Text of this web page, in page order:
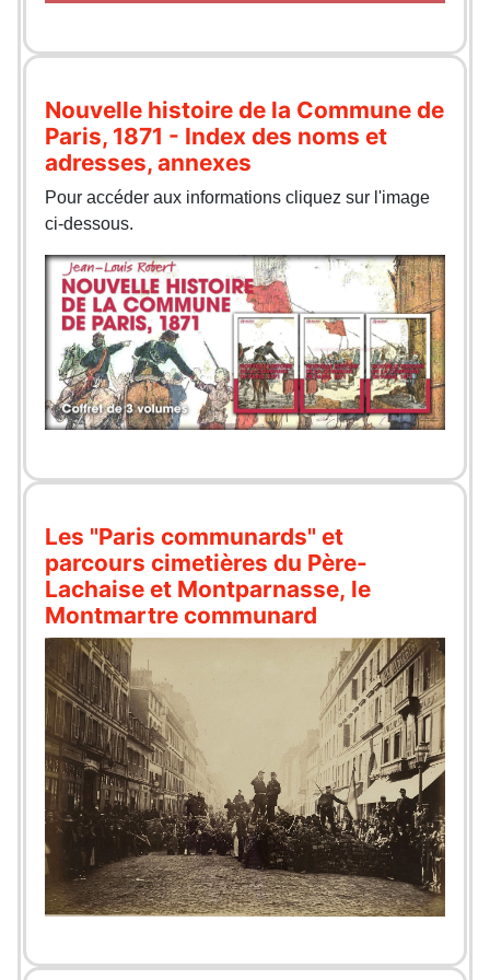
Nouvelle histoire de la Commune de
Paris, 1871 - Index des noms et
adresses, annexes
Pour accéder aux informations cliquez sur l'image
ci-dessous.
Les "Paris communards" et
parcours cimetières du Père-
Lachaise et Montparnasse, le
Montmartre communard